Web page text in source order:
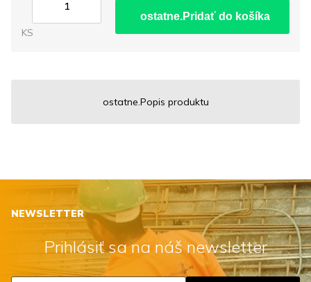
KS
ostatne.Pridať do košíka
ostatne.Popis produktu
NEWSLETTER
Prihlásiť sa na náš newsletter